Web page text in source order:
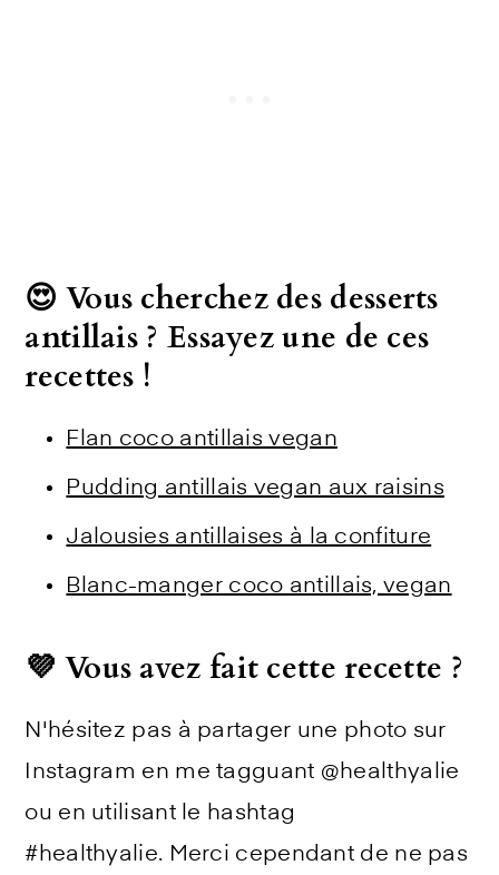
😍 Vous cherchez des desserts
antillais ? Essayez une de ces
recettes !
Flan coco antillais vegan
Pudding antillais vegan aux raisins
Jalousies antillaises à la confiture
Blanc-manger coco antillais, vegan
💜 Vous avez fait cette recette ?
N'hésitez pas à partager une photo sur
Instagram en me tagguant @healthyalie
ou en utilisant le hashtag
#healthyalie. Merci cependant de ne pas